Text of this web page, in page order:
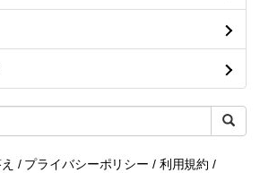
/ プライバシーポリシー / 利用規約 /